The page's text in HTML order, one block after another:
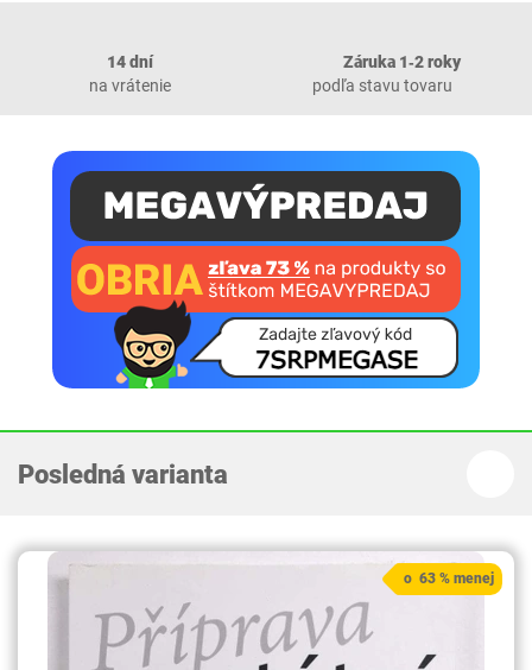
14 dní
na vrátenie
Záruka 1‐2 roky
podľa stavu tovaru
Posledná varianta
o 63 % menej